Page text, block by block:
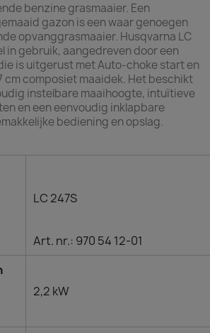
benzine grasmaaier. Een
gazon is een waar genoegen
opvanggrasmaaier. Husqvarna LC
in gebruik, aangedreven door een
is uitgerust met Auto-choke start en
cm composiet maaidek. Het beschikt
instelbare maaihoogte, intuïtieve
en een eenvoudig inklapbare
bediening en opslag.
LC 247S
Art. nr.: 970 54 12‑01
2,2 kW